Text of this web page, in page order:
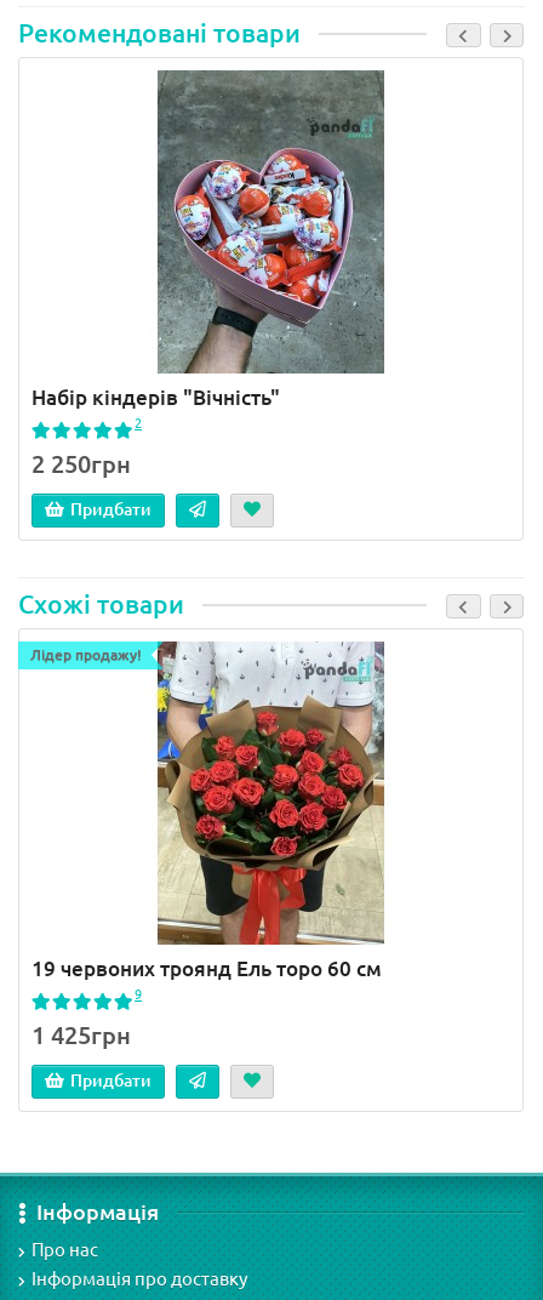
Рекомендовані товари
Набір кіндерів "Вічність"
2
2 250грн
Придбати
Схожі товари
Лідер продажу!
19 червоних троянд Ель торо 60 см
9
1 425грн
Придбати
Інформація
Про нас
Інформація про доставку